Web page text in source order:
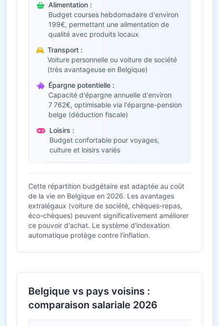
Alimentation :
Budget courses hebdomadaire d'environ
199€, permettant une alimentation de
qualité avec produits locaux
Transport :
Voiture personnelle ou voiture de société
(très avantageuse en Belgique)
Épargne potentielle :
Capacité d'épargne annuelle d'environ
7 762€, optimisable via l'épargne-pension
belge (déduction fiscale)
Loisirs :
Budget confortable pour voyages,
culture et loisirs variés
Cette répartition budgétaire est adaptée au coût
de la vie en Belgique en 2026. Les avantages
extralégaux (voiture de société, chèques-repas,
éco-chèques) peuvent significativement améliorer
ce pouvoir d'achat. Le système d'indexation
automatique protège contre l'inflation.
Belgique vs pays voisins :
comparaison salariale 2026